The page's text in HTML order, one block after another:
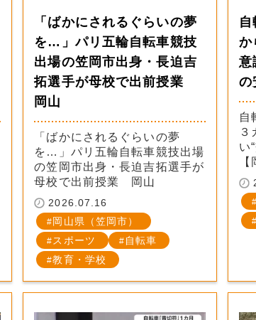
「ばかにされるぐらいの夢
を…」パリ五輪自転車競技
出場の笠岡市出身・長迫吉
拓選手が母校で出前授業
岡山
「ばかにされるぐらいの夢
を…」パリ五輪自転車競技出場
の笠岡市出身・長迫吉拓選手が
母校で出前授業 岡山
2026.07.16
岡山県（笠岡市）
スポーツ
自転車
教育・学校
か
意
の
自
３
い